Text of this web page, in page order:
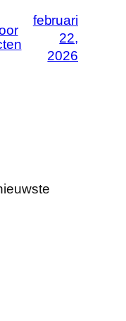
februari
22,
2026